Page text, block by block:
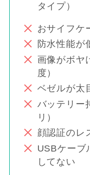
タイプ）
おサイフケ
防水性能が
画像がボヤ
度）
ベゼルが太
バッテリー
リ）
顔認証のレ
USBケーブ
してない